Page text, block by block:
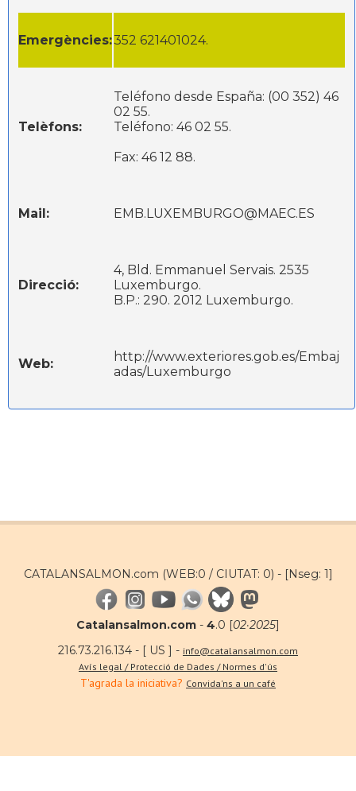
Emergències:352 621401024.
Telèfons:
Teléfono desde España: (00 352) 46
02 55.
Teléfono: 46 02 55.
Fax: 46 12 88.
Mail: EMB.LUXEMBURGO@MAEC.ES
Direcció:
4, Bld. Emmanuel Servais. 2535
Luxemburgo.
B.P.: 290. 2012 Luxemburgo.
Web:
http://www.exteriores.gob.es/Embaj
adas/Luxemburgo
CATALANSALMON.com (WEB:0 / CIUTAT: 0) - [Nseg: 1]
Catalansalmon.com - 4.0 [02·2025]
216.73.216.134 - [ US ] - info@catalansalmon.com
Avís legal / Protecció de Dades / Normes d'ús
T'agrada la iniciativa? Convida'ns a un café